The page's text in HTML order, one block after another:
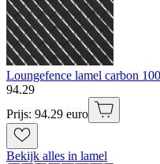
Loungefence lamel carbon
94.29
Prijs: 94.29 euro
Bekijk alles in lamel